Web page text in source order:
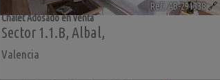
Ref.. AB-291338 🔗
Sector 1.1.b, Albal,
Valencia
Chalet Adosado en venta